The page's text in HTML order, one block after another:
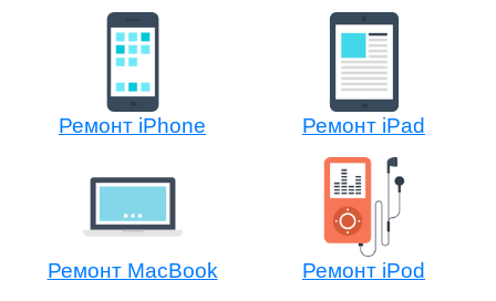
Ремонт iPhone Ремонт iPad
Ремонт MacBook Ремонт iPod